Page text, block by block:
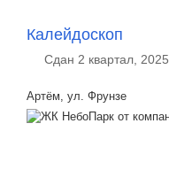
Калейдоскоп
Сдан 2 квартал, 2025
Артём, ул. Фрунзе